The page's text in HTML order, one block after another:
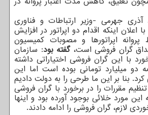
جهرمی -وزیر ارتباطات و فناوری
اعلان اینکه اقدام دو اپراتور در افزایش
پروانه اپراتورها و مصوبات کمیسیون
گران فروشی است،گفته بود: سازمان
با این گران فروشی اختیاراتی داشته
دو میلیارد تومانی بوده است اما این
بنا بر این ما طرحی را به دولت دادیم
مقررات را در برخورد با گران فروشی
مورد خلائی بوجود آورده بود و اینها
لازم، گران فروشی را ادامه دادند.